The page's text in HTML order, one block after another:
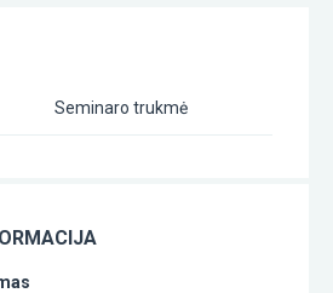
Seminaro trukmė